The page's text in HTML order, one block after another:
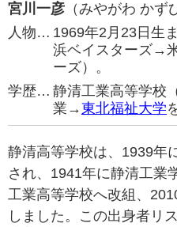
宮川一彦 （みやがわ かず
人物… 1969年2月23日生
浜ベイスターズ→
ーズ）。
学歴… 静清工業高等学校
業→東北福祉大学
静清高等学校は、1939年
され、1941年に静清工業
工業高等学校へ改組、
しました。この出身者リ